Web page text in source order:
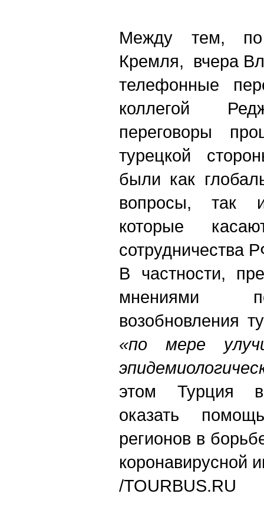
Между тем,
Кремля, вчера
телефонные
коллегой
переговоры
турецкой
были как
вопросы, так
которые
сотрудничества
В частности,
мнениями
возобновления
«по мере
этом Турция
оказать
регионов в
коронавирусной
/TOURBUS.RU